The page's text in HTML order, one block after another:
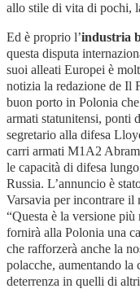
allo stile di vita di pochi,
Ed è proprio l’industria
questa disputa
suoi alleati Europei è
notizia la redazione de Il
buon porto in Polonia
armati statunitensi, ponti
segretario alla difesa
carri armati M1A2
le capacità di difesa
Russia. L’annuncio è
Varsavia per incontrare il
“Questa è la versione
fornirà alla Polonia una
che rafforzerà anche la
polacche, aumentando
deterrenza in quelli di